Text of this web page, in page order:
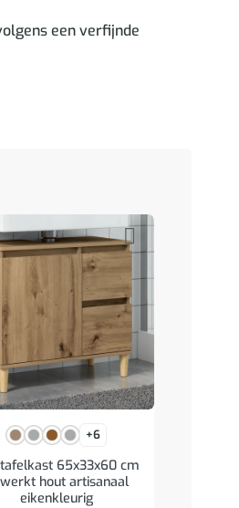
een verfijnde
+6
65x33x60 cm
hout artisanaal
eikenkleurig